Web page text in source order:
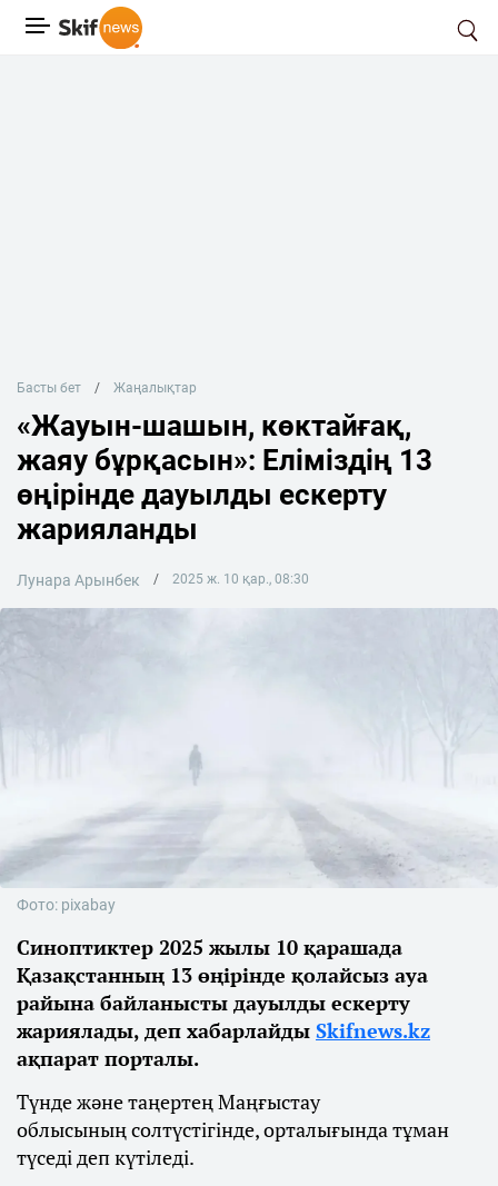
Басты бет Жаңалықтар
«Жауын-шашын, көктайғақ,
жаяу бұрқасын»: Еліміздің 13
өңірінде дауылды ескерту
жарияланды
Лунара Арынбек 2025 ж. 10 қар., 08:30
Фото: pixabay
Синоптиктер 2025 жылы 10 қарашада
Қазақстанның 13 өңірінде қолайсыз ауа
райына байланысты дауылды ескерту
жариялады, деп хабарлайды Skifnews.kz
ақпарат порталы.
Түнде және таңертең Маңғыстау
облысының солтүстігінде, орталығында тұман
түседі деп күтіледі.